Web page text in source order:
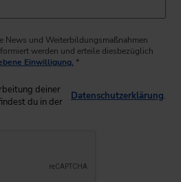
News und Weiterbildungsmaßnahmen
werden und erteile diesbezüglich
Einwilligung. *
deiner
du in der
Datenschutzerklärung.